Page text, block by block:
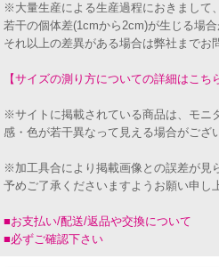
※大量生産による生産過程におきまして、
若干の個体差(1cmから2cm)が生じる場合
それ以上の差異がある場合は弊社までお
【サイズの測り方についての詳細はこち
※サイトに掲載されている商品は、モニ
感・色が若干異なって見える場合がござ
※加工具合により掲載画像との誤差が見
予めご了承くださいますようお願い申し
■お支払い/配送/返品や交換について
■必ずご確認下さい